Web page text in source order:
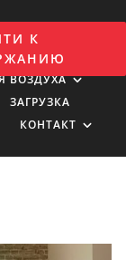
К
ИЗОЛЯЦИИ
ВОЗДУХА
ЗАГРУЗКА
КОНТАКТ